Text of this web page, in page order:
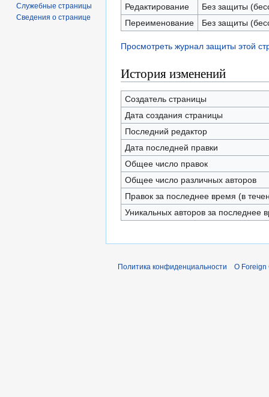
Редактирование
Без защиты
Переименование
Без защиты
Просмотреть журнал защиты этой
История изменений
Создатель страницы
Дата создания страницы
Последний редактор
Дата последней правки
Общее число правок
Общее число различных авторов
Правок за последнее время (в
Уникальных авторов за последнее
Служебные страницы
Сведения о странице
Политика конфиденциальности О Foreign